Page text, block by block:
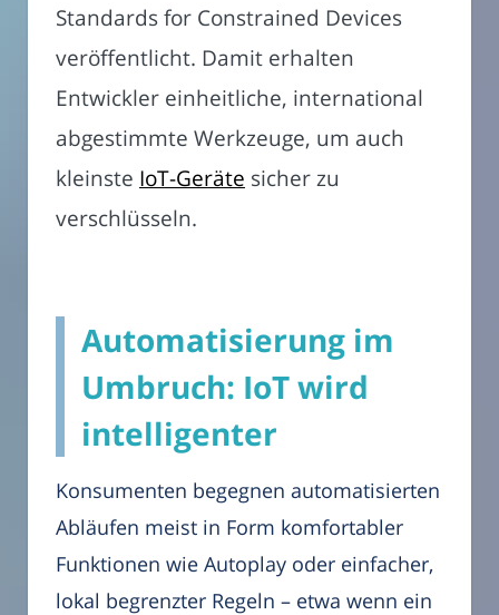
Standards for Constrained Devices
veröffentlicht. Damit erhalten
Entwickler einheitliche, international
abgestimmte Werkzeuge, um auch
kleinste IoT-Geräte sicher zu
verschlüsseln.
Automatisierung im
Umbruch: IoT wird
intelligenter
Konsumenten begegnen automatisierten
Abläufen meist in Form komfortabler
Funktionen wie Autoplay oder einfacher,
lokal begrenzter Regeln – etwa wenn ein